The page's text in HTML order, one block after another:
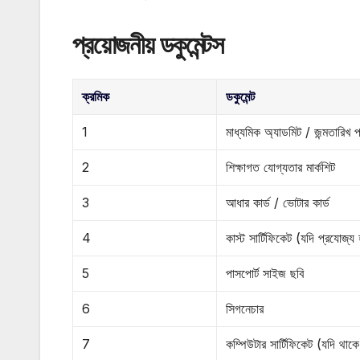
প্রয়োজনীয় ডকুমেন্টস
ক্রমিক ডকুমেন্ট
1 মাধ্যমিক অ্যাডমিট / জন্মতারিখ
2 শিক্ষাগত যোগ্যতার মার্কশিট
3 আধার কার্ড / ভোটার কার্ড
4 কাস্ট সার্টিফিকেট (যদি
5 পাসপোর্ট সাইজ ছবি
6 সিগনেচার
7 কম্পিউটার সার্টিফিকেট (যদি